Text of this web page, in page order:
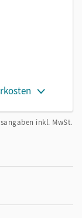
inkl. MwSt.